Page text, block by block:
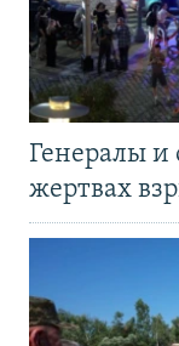
Генералы и
жертвах